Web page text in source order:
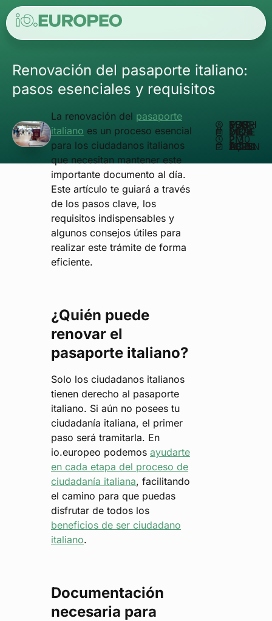
Renovación del pasaporte italiano:
pasos esenciales y requisitos
La renovación del pasaporte
italiano es un proceso esencial
para los ciudadanos italianos
que necesitan mantener este
importante documento al día.
Este artículo te guiará a través
de los pasos clave, los
requisitos indispensables y
algunos consejos útiles para
realizar este trámite de forma
eficiente.
¿Quién puede
renovar el
pasaporte italiano?
Solo los ciudadanos italianos
tienen derecho al pasaporte
italiano. Si aún no posees tu
ciudadanía italiana, el primer
paso será tramitarla. En
io.europeo podemosayudarte
en cada etapa del proceso de
ciudadanía italiana, facilitando
el camino para que puedas
disfrutar de todos los
beneficios de ser ciudadano
italiano.
Documentación
necesaria para
ESCRITO POR
MATHEUS REIS
DICIEMBRE 20, 2024
2:30 PM
ACTUALIZADO EN ABRIL 11, 2025